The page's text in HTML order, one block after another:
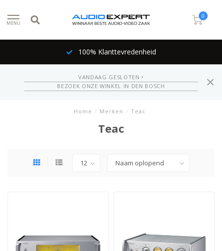
MENU
0
100% Klanttevredenheid
VANDAAG GESLOTEN •
BEZOEK ONZE WINKEL IN DEN BOSCH
Home / Merken / Teac
Teac